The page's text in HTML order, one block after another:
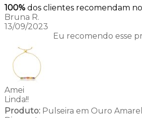
100% dos clientes recomendam
Bruna R.
13/09/2023
Eu recomendo esse
Amei
Linda!!
Produto:Pulseira em Ouro